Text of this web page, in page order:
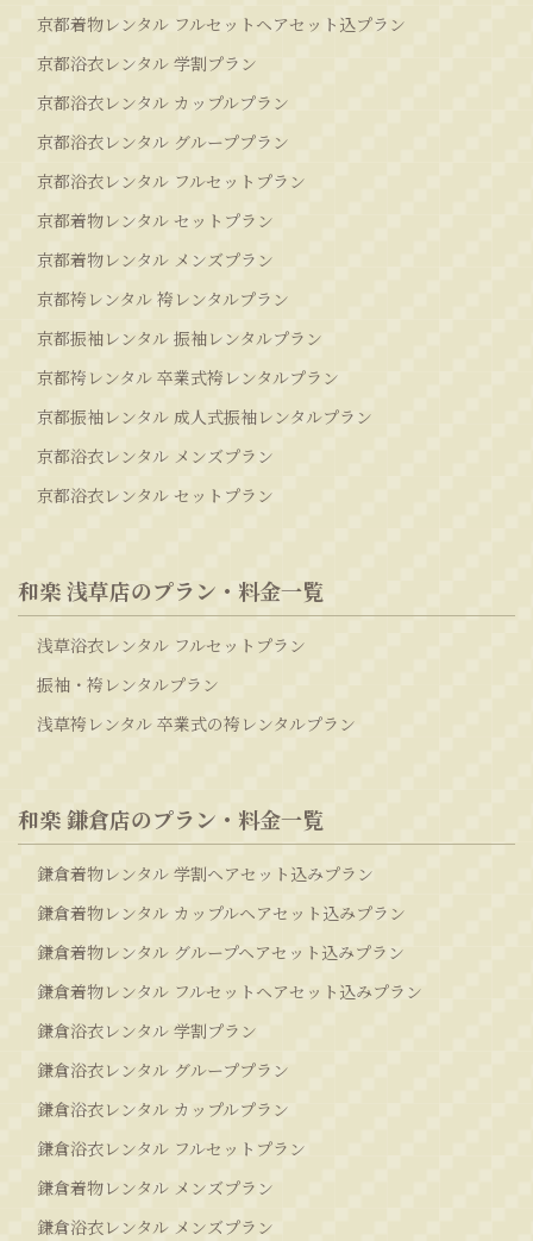
京都着物レンタル フルセットヘアセット込プラン
京都浴衣レンタル 学割プラン
京都浴衣レンタル カップルプラン
京都浴衣レンタル グループプラン
京都浴衣レンタル フルセットプラン
京都着物レンタル セットプラン
京都着物レンタル メンズプラン
京都袴レンタル 袴レンタルプラン
京都振袖レンタル 振袖レンタルプラン
京都袴レンタル 卒業式袴レンタルプラン
京都振袖レンタル 成人式振袖レンタルプラン
京都浴衣レンタル メンズプラン
京都浴衣レンタル セットプラン
和楽 浅草店のプラン・料金一覧
浅草浴衣レンタル フルセットプラン
振袖・袴レンタルプラン
浅草袴レンタル 卒業式の袴レンタルプラン
和楽 鎌倉店のプラン・料金一覧
鎌倉着物レンタル 学割ヘアセット込みプラン
鎌倉着物レンタル カップルヘアセット込みプラン
鎌倉着物レンタル グループヘアセット込みプラン
鎌倉着物レンタル フルセットヘアセット込みプラン
鎌倉浴衣レンタル 学割プラン
鎌倉浴衣レンタル グループプラン
鎌倉浴衣レンタル カップルプラン
鎌倉浴衣レンタル フルセットプラン
鎌倉着物レンタル メンズプラン
鎌倉浴衣レンタル メンズプラン